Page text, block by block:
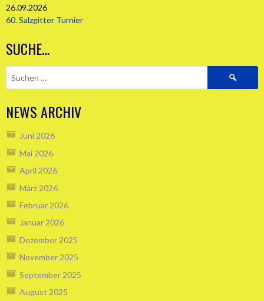
26.09.2026
60. Salzgitter Turnier
SUCHE…
Suchen
NEWS ARCHIV
Juni 2026
Mai 2026
April 2026
März 2026
Februar 2026
Januar 2026
Dezember 2025
November 2025
September 2025
August 2025